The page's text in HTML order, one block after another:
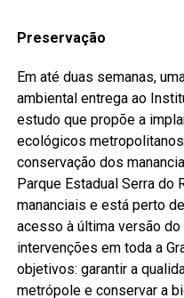
Preservação
Em até duas semanas,
ambiental entrega ao
estudo que propõe a
ecológicos
conservação dos
Parque Estadual Serra do
mananciais e está perto
acesso à última versão
intervenções em toda a
objetivos: garantir a
metrópole e conservar a